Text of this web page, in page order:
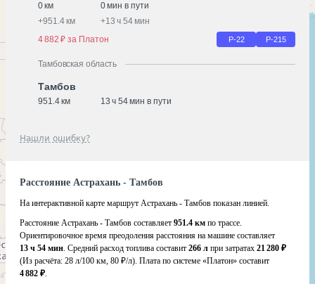
0 км
0 мин в пути
+951.4 км +13 ч 54 мин
4 882 ₽ за Платон
Р-22 Р-215
Тамбовская область
Тамбов
951.4 км 13 ч 54 мин в пути
Нашли ошибку?
Расстояние Астрахань - Тамбов
На интерактивной карте маршрут Астрахань - Тамбов показан линией.
Расстояние Астрахань - Тамбов составляет 951.4 км по трассе.
Ориентировочное время преодоления расстояния на машине составляет
13 ч 54 мин. Средний расход топлива составит 266 л при затратах 21 280 ₽
(Из расчёта: 28 л/100 км, 80 ₽/л). Плата по системе «Платон» составит
4 882 ₽.